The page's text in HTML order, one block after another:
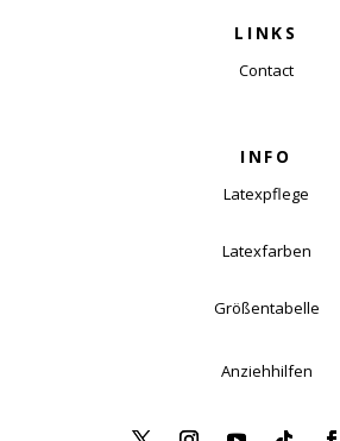
LINKS
Contact
INFO
Latexpflege
Latexfarben
Größentabelle
Anziehhilfen